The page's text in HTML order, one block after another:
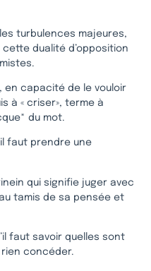
turbulences majeures,
cette dualité d’opposition
en capacité de le vouloir
à « criser», terme à
du mot.
faut prendre une
qui signifie juger avec
tamis de sa pensée et
faut savoir quelles sont
concéder.